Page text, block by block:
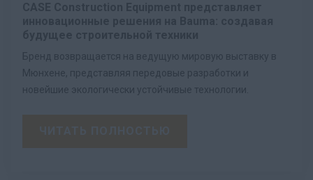
Бренд возвращается на ведущую мировую выставку в
Мюнхене, представляя передовые разработки и
новейшие экологически устойчивые технологии.